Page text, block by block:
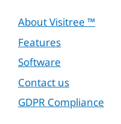
About Visitree ™
Features
Software
Contact us
GDPR Compliance